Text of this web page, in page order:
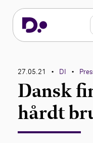
27.05.21 • DI •
Dansk
hårdt